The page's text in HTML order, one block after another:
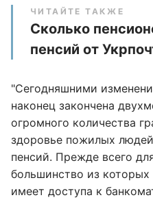
ЧИТАЙТЕ ТАКЖЕ
Сколько
пенсий от
"Сегодняшними
наконец закончена
огромного количества
здоровье пожилых
пенсий. Прежде всего
большинство из
имеет доступа к